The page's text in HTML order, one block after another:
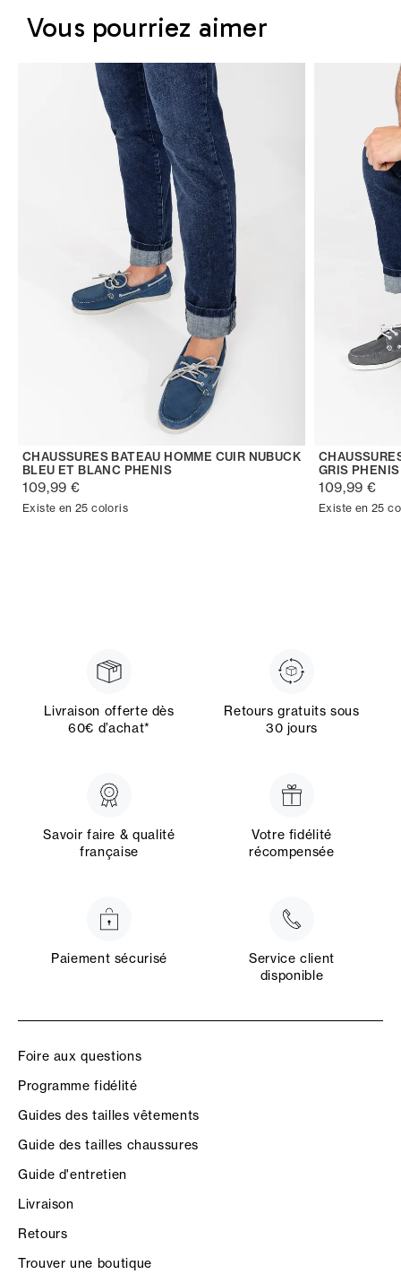
Vous pourriez aimer
CHAUSSURES BATEAU HOMME CUIR NUBUCK
BLEU ET BLANC PHENIS
109,99 €
Existe en 25 coloris
GRIS PHENIS
109,99 €
Existe en 25
Livraison offerte dès
60€ d’achat*
Retours gratuits sous
30 jours
Savoir faire & qualité
française
Votre fidélité
récompensée
Paiement sécurisé
Service client
disponible
Foire aux questions
Programme fidélité
Guides des tailles vêtements
Guide des tailles chaussures
Guide d'entretien
Livraison
Retours
Trouver une boutique